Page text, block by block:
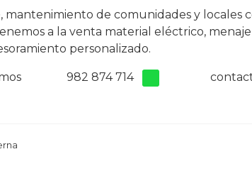
mantenimiento de comunidades y locales
a la venta material eléctrico,
personalizado.
982 874 714